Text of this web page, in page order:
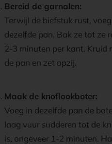
Bereid de garnalen:
Terwijl de biefstuk rust,
dezelfde pan. Bak ze tot ze
2-3 minuten per kant. Kruid
de pan en zet opzij.
Maak de knoflookboter:
Voeg in dezelfde pan de
laag vuur sudderen tot de
is, ongeveer 1-2 minuten.